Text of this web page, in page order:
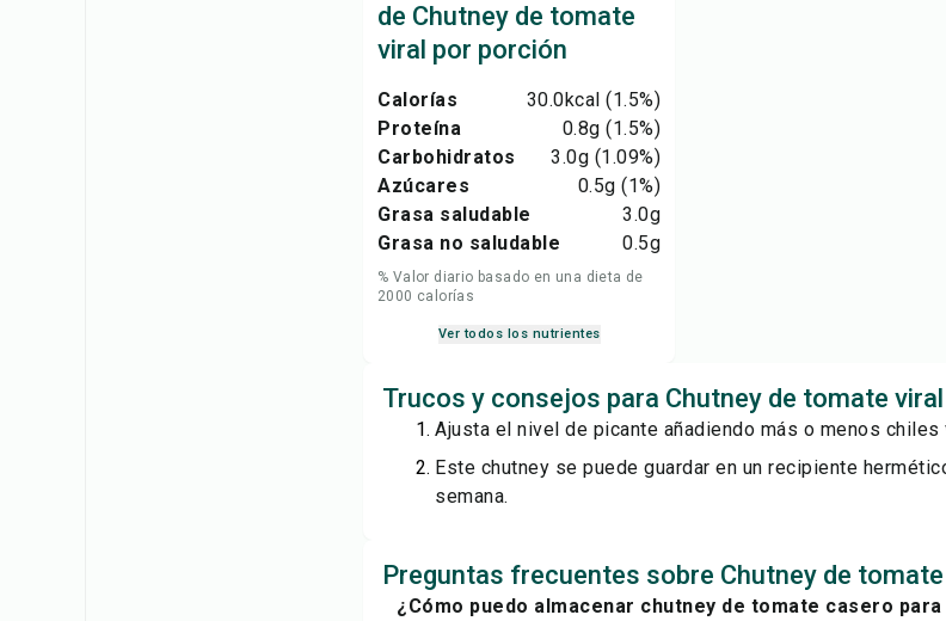
de Chutney de tomate
viral por porción
Calorías 30.0kcal (1.5%)
Proteína
0.8g (1.5%)
Carbohidratos
3.0g (1.09%)
Azúcares
0.5g (1%)
Grasa saludable
3.0g
Grasa no saludable
0.5g
% Valor diario basado en una dieta de
2000 calorías
Ver todos los nutrientes
Trucos y consejos para Chutney de tomate viral
Ajusta el nivel de picante añadiendo más o menos chiles
Este chutney se puede guardar en un recipiente
semana.
Preguntas frecuentes sobre Chutney de
¿Cómo puedo almacenar chutney de tomate casero